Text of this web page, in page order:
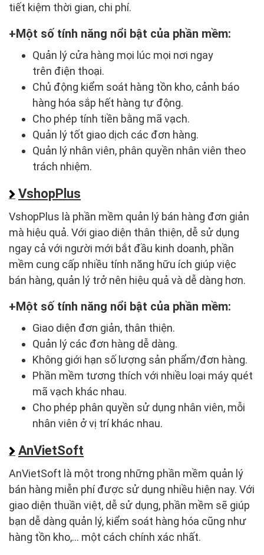
tiết kiệm thời gian, chi phí.
Một số tính năng nổi bật của phần mềm:
Quản lý cửa hàng mọi lúc mọi nơi ngay
trên điện thoại.
Chủ động kiểm soát hàng tồn kho, cảnh báo
hàng hóa sắp hết hàng tự động.
Cho phép tính tiền bằng mã vạch.
Quản lý tốt giao dịch các đơn hàng.
Quản lý nhân viên, phân quyền nhân viên theo
trách nhiệm.
VshopPlus
VshopPlus là phần mềm quản lý bán hàng đơn giản
mà hiệu quả. Với giao diện thân thiện, dễ sử dụng
ngay cả với người mới bắt đầu kinh doanh, phần
mềm cung cấp nhiều tính năng hữu ích giúp việc
bán hàng, quản lý trở nên hiệu quả và dễ dàng hơn.
Một số tính năng nổi bật của phần mềm:
Giao diện đơn giản, thân thiện.
Quản lý các đơn hàng dễ dàng.
Không giới hạn số lượng sản phẩm/đơn hàng.
Phần mềm tương thích với nhiều loại máy quét
mã vạch khác nhau.
Cho phép phân quyền sử dụng nhân viên, mỗi
nhân viên ở vị trí khác nhau.
AnVietSoft
AnVietSoft là một trong những phần mềm quản lý
bán hàng miễn phí được sử dụng nhiều hiện nay. Với
giao diện thuần việt, dễ sử dụng, phần mềm sẽ giúp
bạn dễ dàng quản lý, kiểm soát hàng hóa cũng như
hàng tồn kho,... một cách chính xác nhất.